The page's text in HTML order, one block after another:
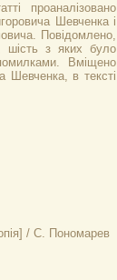
проаналізовано
Шевченка і
Повідомлено,
шість з яких було
Вміщено
Шевченка, в тексті
/ С. Пономарев